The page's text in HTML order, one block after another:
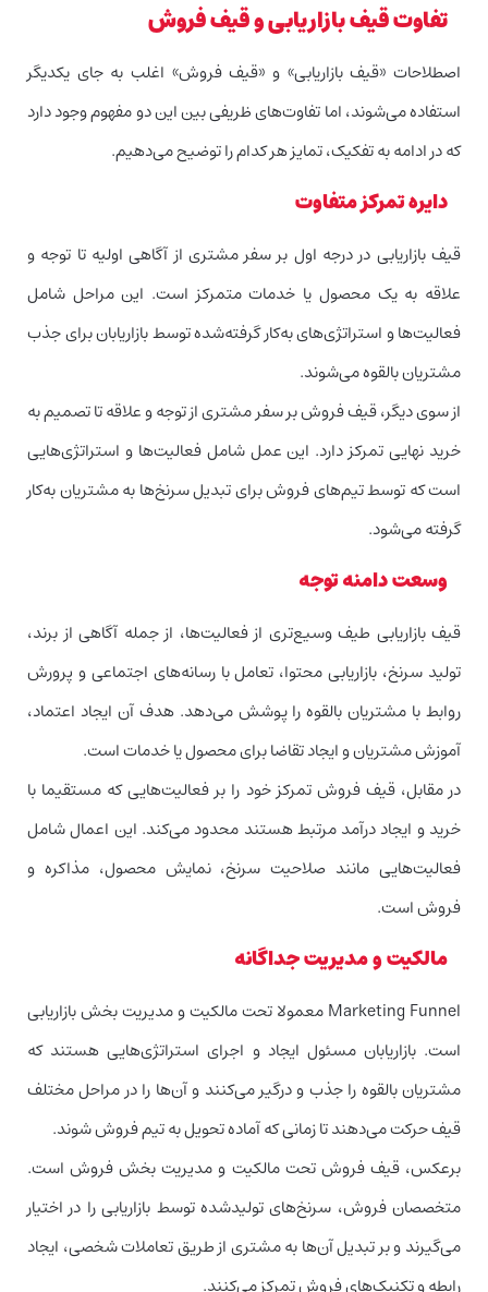
تفاوت قیف بازاریابی و قیف فروش
اصطلاحات «قیف بازاریابی» و «قیف فروش» اغلب به جای یکدیگر
استفاده می‌شوند، اما تفاوت‌های ظریفی بین این دو مفهوم وجود دارد
که در ادامه به تفکیک، تمایز هر کدام را توضیح می‌دهیم.
دایره تمرکز متفاوت
قیف بازاریابی در درجه اول بر سفر مشتری از آگاهی اولیه تا توجه و
علاقه به یک محصول یا خدمات متمرکز است. این مراحل شامل
فعالیت‌ها و استراتژی‌های به‌کار گرفته‌شده توسط بازاریابان برای جذب
مشتریان بالقوه می‌شوند.
از سوی دیگر، قیف فروش بر سفر مشتری از توجه و علاقه تا تصمیم به
خرید نهایی تمرکز دارد. این عمل شامل فعالیت‌ها و استراتژی‌هایی
است که توسط تیم‌های فروش برای تبدیل سرنخ‌ها به مشتریان به‌کار
گرفته می‌شود.
وسعت دامنه توجه
قیف بازاریابی طیف وسیع‌تری از فعالیت‌ها، از جمله آگاهی از برند،
تولید سرنخ، بازاریابی محتوا، تعامل با رسانه‌های اجتماعی و پرورش
روابط با مشتریان بالقوه را پوشش می‌دهد. هدف آن ایجاد اعتماد،
آموزش مشتریان و ایجاد تقاضا برای محصول یا خدمات است.
در مقابل، قیف فروش تمرکز خود را بر فعالیت‌هایی که مستقیما با
خرید و ایجاد درآمد مرتبط هستند محدود می‌کند. این اعمال شامل
فعالیت‌هایی مانند صلاحیت سرنخ، نمایش محصول، مذاکره و
فروش است.
مالکیت و مدیریت جداگانه
Marketing Funnel معمولا تحت مالکیت و مدیریت بخش بازاریابی
است. بازاریابان مسئول ایجاد و اجرای استراتژی‌هایی هستند که
مشتریان بالقوه را جذب و درگیر می‌کنند و آن‌ها را در مراحل مختلف
قیف حرکت می‌دهند تا زمانی که آماده تحویل به تیم فروش شوند.
برعکس، قیف فروش تحت مالکیت و مدیریت بخش فروش است.
متخصصان فروش، سرنخ‌های تولیدشده توسط بازاریابی را در اختیار
می‌گیرند و بر تبدیل آن‌ها به مشتری از طریق تعاملات شخصی، ایجاد
رابطه و تکنیک‌های فروش تمرکز می‌کنند.